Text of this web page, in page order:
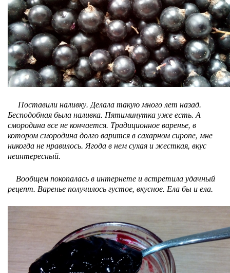
Поставили наливку. Делала такую много лет назад.
Бесподобная была наливка. Пятиминутка уже есть. А
смородина все не кончается. Традиционное варенье, в
котором смородина долго варится в сахарном сиропе, мне
никогда не нравилось. Ягода в нем сухая и жесткая, вкус
неинтересный.
Вообщем покопалась в интернете и встретила удачный
рецепт. Варенье получилось густое, вкусное. Ела бы и ела.